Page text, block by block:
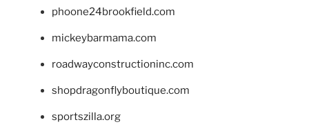
phoone24brookfield.com
mickeybarmama.com
roadwayconstructioninc.com
shopdragonflyboutique.com
sportszilla.org